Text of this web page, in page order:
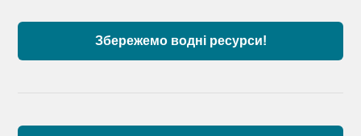
Збережемо водні ресурси!